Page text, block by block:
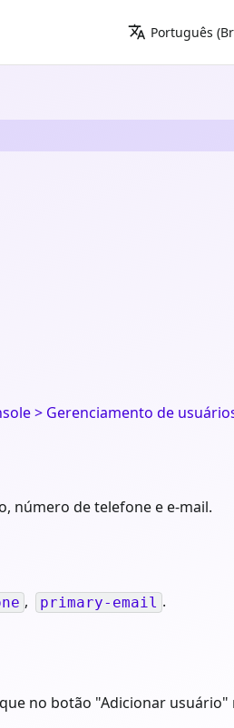
Português
> Gerenciamento de
número de telefone e e-mail.
, primary-email .
no botão "Adicionar usuário"